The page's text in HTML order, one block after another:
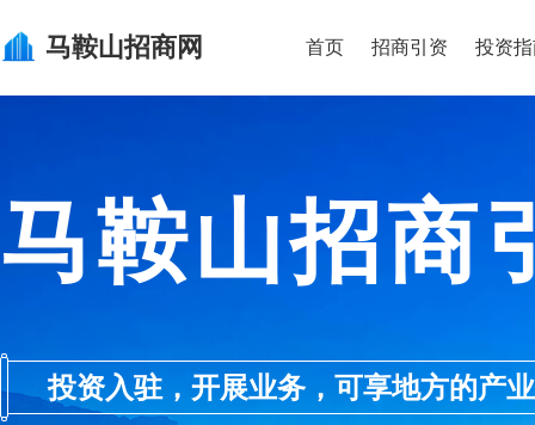
马鞍山招商网 首页 招商引资 投资
马鞍山招商
投资入驻，开展业务，可享地方的产